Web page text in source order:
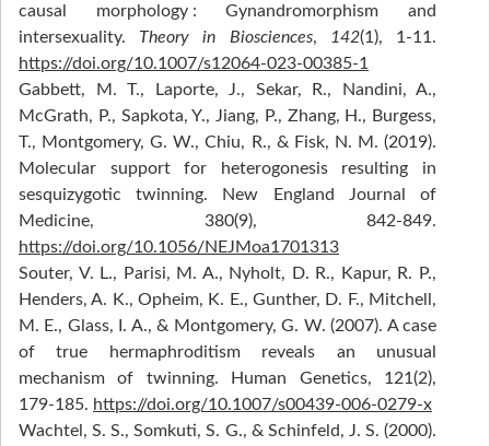
causal morphology : Gynandromorphism and
intersexuality. Theory in Biosciences, 142(1), 1‑11.
https://doi.org/10.1007/s12064-023-00385-1
Gabbett, M. T., Laporte, J., Sekar, R., Nandini, A.,
McGrath, P., Sapkota, Y., Jiang, P., Zhang, H., Burgess,
T., Montgomery, G. W., Chiu, R., & Fisk, N. M. (2019).
Molecular support for heterogonesis resulting in
sesquizygotic twinning. New England Journal of
Medicine, 380(9), 842‑849.
https://doi.org/10.1056/NEJMoa1701313
Souter, V. L., Parisi, M. A., Nyholt, D. R., Kapur, R. P.,
Henders, A. K., Opheim, K. E., Gunther, D. F., Mitchell,
M. E., Glass, I. A., & Montgomery, G. W. (2007). A case
of true hermaphroditism reveals an unusual
mechanism of twinning. Human Genetics, 121(2),
179‑185. https://doi.org/10.1007/s00439-006-0279-x
Wachtel, S. S., Somkuti, S. G., & Schinfeld, J. S. (2000).